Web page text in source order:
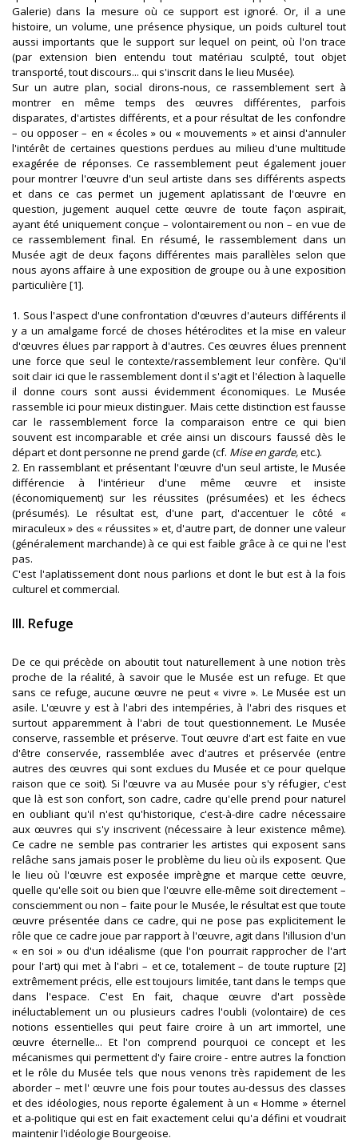
Galerie) dans la mesure où ce support est ignoré. Or, il a une
histoire, un volume, une présence physique, un poids culturel tout
aussi importants que le support sur lequel on peint, où l'on trace
(par extension bien entendu tout matériau sculpté, tout objet
transporté, tout discours... qui s'inscrit dans le lieu Musée).
Sur un autre plan, social dirons-nous, ce rassemblement sert à
montrer en même temps des œuvres différentes, parfois
disparates, d'artistes différents, et a pour résultat de les confondre
– ou opposer – en « écoles » ou « mouvements » et ainsi d'annuler
l'intérêt de certaines questions perdues au milieu d'une multitude
exagérée de réponses. Ce rassemblement peut également jouer
pour montrer l'œuvre d'un seul artiste dans ses différents aspects
et dans ce cas permet un jugement aplatissant de l'œuvre en
question, jugement auquel cette œuvre de toute façon aspirait,
ayant été uniquement conçue – volontairement ou non – en vue de
ce rassemblement final. En résumé, le rassemblement dans un
Musée agit de deux façons différentes mais parallèles selon que
nous ayons affaire à une exposition de groupe ou à une exposition
particulière [1].
1. Sous l'aspect d'une confrontation d'œuvres d'auteurs différents il
y a un amalgame forcé de choses hétéroclites et la mise en valeur
d'œuvres élues par rapport à d'autres. Ces œuvres élues prennent
une force que seul le contexte/rassemblement leur confère. Qu'il
soit clair ici que le rassemblement dont il s'agit et l'élection à laquelle
il donne cours sont aussi évidemment économiques. Le Musée
rassemble ici pour mieux distinguer. Mais cette distinction est fausse
car le rassemblement force la comparaison entre ce qui bien
souvent est incomparable et crée ainsi un discours faussé dès le
départ et dont personne ne prend garde (cf. Mise en garde,etc.).
2. En rassemblant et présentant l'œuvre d'un seul artiste, le Musée
différencie à l'intérieur d'une même œuvre et insiste
(économiquement) sur les réussites (présumées) et les échecs
(présumés). Le résultat est, d'une part, d'accentuer le côté «
miraculeux » des « réussites » et, d'autre part, de donner une valeur
(généralement marchande) à ce qui est faible grâce à ce qui ne l'est
pas.
C'est l'aplatissement dont nous parlions et dont le but est à la fois
culturel et commercial.
III. Refuge
De ce qui précède on aboutit tout naturellement à une notion très
proche de la réalité, à savoir que le Musée est un refuge. Et que
sans ce refuge, aucune œuvre ne peut « vivre ». Le Musée est un
asile. L'œuvre y est à l'abri des intempéries, à l'abri des risques et
surtout apparemment à l'abri de tout questionnement. Le Musée
conserve, rassemble et préserve. Tout œuvre d'art est faite en vue
d'être conservée, rassemblée avec d'autres et préservée (entre
autres des œuvres qui sont exclues du Musée et ce pour quelque
raison que ce soit). Si l'œuvre va au Musée pour s'y réfugier, c'est
que là est son confort, son cadre, cadre qu'elle prend pour naturel
en oubliant qu'il n'est qu'historique, c'est-à-dire cadre nécessaire
aux œuvres qui s'y inscrivent (nécessaire à leur existence même).
Ce cadre ne semble pas contrarier les artistes qui exposent sans
relâche sans jamais poser le problème du lieu où ils exposent. Que
le lieu où l'œuvre est exposée imprègne et marque cette œuvre,
quelle qu'elle soit ou bien que l'œuvre elle-même soit directement –
consciemment ou non – faite pour le Musée, le résultat est que toute
œuvre présentée dans ce cadre, qui ne pose pas explicitement le
rôle que ce cadre joue par rapport à l'œuvre, agit dans l'illusion d'un
« en soi » ou d'un idéalisme (que l'on pourrait rapprocher de l'art
pour l'art) qui met à l'abri – et ce, totalement – de toute rupture [2]
extrêmement précis, elle est toujours limitée, tant dans le temps que
dans l'espace. C'est En fait, chaque œuvre d'art possède
inéluctablement un ou plusieurs cadres l'oubli (volontaire) de ces
notions essentielles qui peut faire croire à un art immortel, une
œuvre éternelle... Et l'on comprend pourquoi ce concept et les
mécanismes qui permettent d'y faire croire - entre autres la fonction
et le rôle du Musée tels que nous venons très rapidement de les
aborder – met l' œuvre une fois pour toutes au-dessus des classes
et des idéologies, nous reporte également à un « Homme » éternel
et a-politique qui est en fait exactement celui qu'a défini et voudrait
maintenir l'idéologie Bourgeoise.